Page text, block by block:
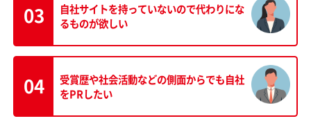
03 自社サイトを持っていないので代わりにな
るものが欲しい
04
受賞歴や社会活動などの側面からでも自社
をPRしたい